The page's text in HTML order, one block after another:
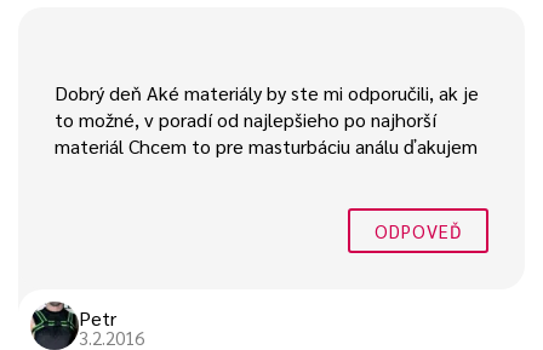
Dobrý deň Aké materiály by ste mi odporučili, ak je
to možné, v poradí od najlepšieho po najhorší
materiál Chcem to pre masturbáciu análu ďakujem
ODPOVEĎ
Petr
3.2.2016